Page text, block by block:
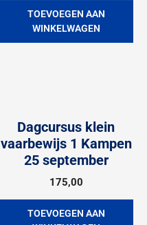
TOEVOEGEN AAN
WINKELWAGEN
Dagcursus klein
vaarbewijs 1 Kampen
25 september
175,00
TOEVOEGEN AAN